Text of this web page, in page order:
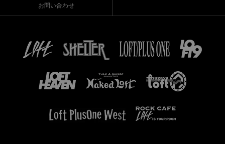
お問い合わせ